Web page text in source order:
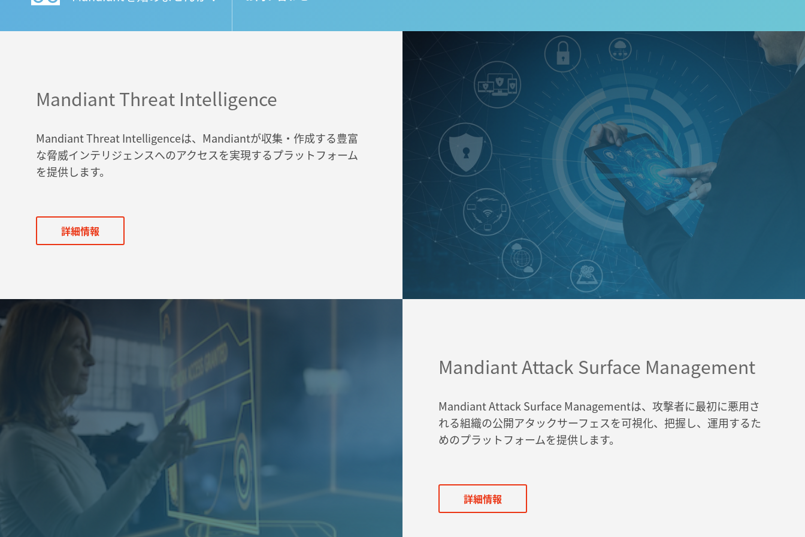
Mandiant Threat Intelligence
Mandiant Threat Intelligenceは、Mandiantが収集・作成する豊富
な脅威インテリジェンスへのアクセスを実現するプラットフォーム
を提供します。
詳細情報
Mandiant Attack Surface Management
Mandiant Attack Surface Managementは、攻撃者に最初に悪用さ
れる組織の公開アタックサーフェスを可視化、把握し、運用するた
めのプラットフォームを提供します。
詳細情報